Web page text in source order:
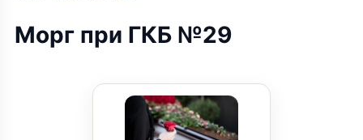
Морг при ГКБ №29